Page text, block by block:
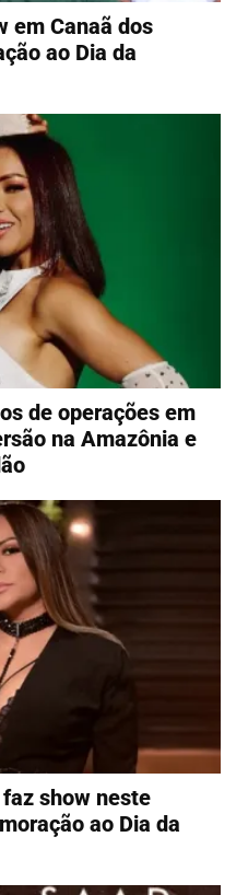
em Canaã dos
ao Dia da
de operações em
na Amazônia e
show neste
ao Dia da